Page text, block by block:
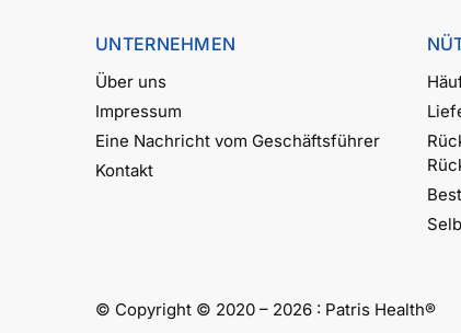
UNTERNEHMEN
Über uns
Impressum
Eine Nachricht vom Geschäftsführer
Kontakt
© Copyright © 2020 – 2026 : Patris Health®